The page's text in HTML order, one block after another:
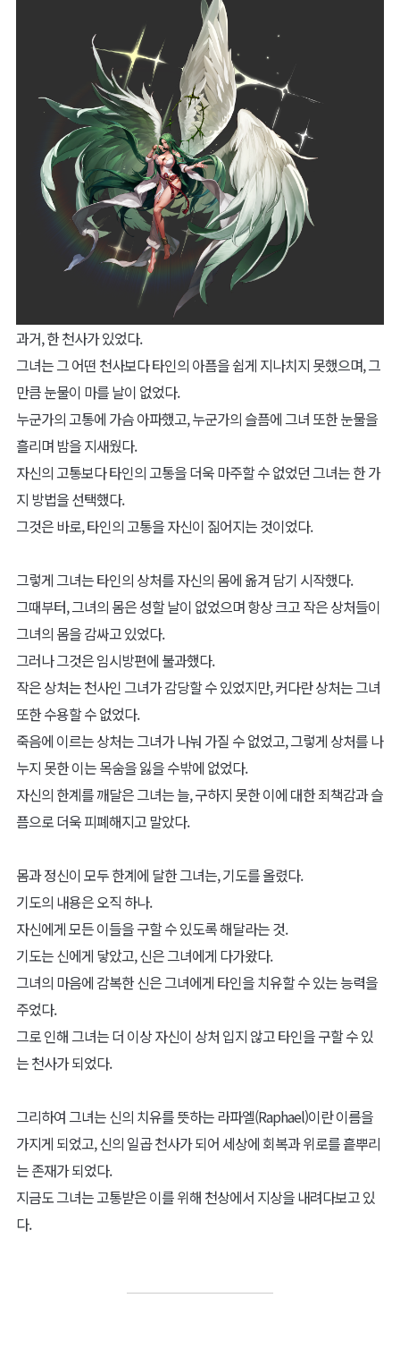
과거, 한 천사가 있었다.
그녀는 그 어떤 천사보다 타인의 아픔을 쉽게 지나치지 못했으며, 그
만큼 눈물이 마를 날이 없었다.
누군가의 고통에 가슴 아파했고, 누군가의 슬픔에 그녀 또한 눈물을
흘리며 밤을 지새웠다.
자신의 고통보다 타인의 고통을 더욱 마주할 수 없었던 그녀는 한 가
지 방법을 선택했다.
그것은 바로, 타인의 고통을 자신이 짊어지는 것이었다.
그렇게 그녀는 타인의 상처를 자신의 몸에 옮겨 담기 시작했다.
그때부터, 그녀의 몸은 성할 날이 없었으며 항상 크고 작은 상처들이
그녀의 몸을 감싸고 있었다.
그러나 그것은 임시방편에 불과했다.
작은 상처는 천사인 그녀가 감당할 수 있었지만, 커다란 상처는 그녀
또한 수용할 수 없었다.
죽음에 이르는 상처는 그녀가 나눠 가질 수 없었고, 그렇게 상처를 나
누지 못한 이는 목숨을 잃을 수밖에 없었다.
자신의 한계를 깨달은 그녀는 늘, 구하지 못한 이에 대한 죄책감과 슬
픔으로 더욱 피폐해지고 말았다.
몸과 정신이 모두 한계에 달한 그녀는, 기도를 올렸다.
기도의 내용은 오직 하나.
자신에게 모든 이들을 구할 수 있도록 해달라는 것.
기도는 신에게 닿았고, 신은 그녀에게 다가왔다.
그녀의 마음에 감복한 신은 그녀에게 타인을 치유할 수 있는 능력을
주었다.
그로 인해 그녀는 더 이상 자신이 상처 입지 않고 타인을 구할 수 있
는 천사가 되었다.
그리하여 그녀는 신의 치유를 뜻하는 라파엘(Raphael)이란 이름을
가지게 되었고, 신의 일곱 천사가 되어 세상에 회복과 위로를 흩뿌리
는 존재가 되었다.
지금도 그녀는 고통받은 이를 위해 천상에서 지상을 내려다보고 있
다.